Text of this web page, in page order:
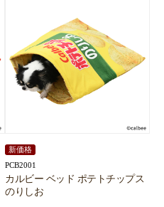
新価格
PCB2001
カルビー ベッド ポテトチップス
のりしお